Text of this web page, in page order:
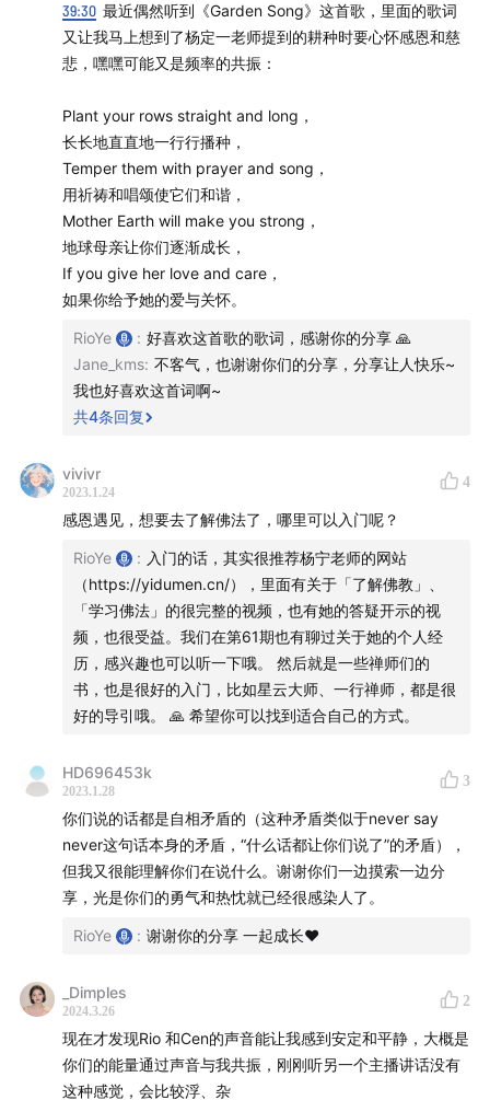
38:42【03 耕作的时候也需要感恩心和慈悲心】全面有
机的耕作方式，除了使土壤中含有微生物、菌类、有机
的阳光，更重要的是农民耕作时的感恩心与慈悲心。
44:05【04 人类是唯一会在进食前改变食物组成、杀死
其中酶和营养素的生物】活的食物其实是最健康、最有
疗愈力的工具。
48:16【05 为什么要吃彩虹蔬菜？】
有不同种类的植化素，可以提供人体不同的营养价值与
生理保健功效。
【06 为什么说「蔬菜要打汁、水果要生吃」？】
蔬菜汁去除了难以消化的粗纤维，保留了汁液最丰富的
营养，而新鲜的蔬果可以得到足够的膳食纤维。
54:13【07 原来人类其实更适合消化素食？】
57:33【08 为什么吃饭要细嚼慢咽？】
消化并不是在肠
胃里才开始的，而是你吃到嘴里的那一刻，就开始了。
天与身体对话的美好时光。
大家可以在「炑星迹」公众号私信回复关键字「饮食金
字塔」或者「真原医」获取「饮食指南金字塔」和「进
食时的七个建议」。
1:05:07 【10 消化系统果然是健康的关键？】提高生食
蔬菜和水果的比例、摄取足够的矿物质、减少加工或过
恢复正常。最后饮用足量的优质饮水，搭配正确的运
动，相信可以帮助大多数人恢复结肠的健康。
1:09:45【11 在好转之前你可能会更差？】「好转反应」
是由于身心突然被撼动，停止了惯性而得以休养生息，
引发身体自我清理的过程。
在好转反应后，会立即感受到能量和健康的巨大回升力
1:15:30【12 腹式呼吸法的好处】
正确的呼吸是正常吸气
后接以细而长的呼气。
1:19:24【13 静坐的好处】随着身心状态逐渐放松，卸下
防卫时，脑波频率也会逐渐下降至α、θ波，此时身心状
39:30 最近偶然听到《Garden Song》这首歌，里面的歌词
又让我马上想到了杨定一老师提到的耕种时要心怀感恩和慈
悲，嘿嘿可能又是频率的共振：
Plant your rows straight and long，
长长地直直地一行行播种，
Temper them with prayer and song，
用祈祷和唱颂使它们和谐，
Mother Earth will make you strong，
地球母亲让你们逐渐成长，
If you give her love and care，
如果你给予她的爱与关怀。
RioYe : 好喜欢这首歌的歌词，感谢你的分享 🙏
Jane_kms: 不客气，也谢谢你们的分享，分享让人快乐~
我也好喜欢这首词啊~
共4条回复
vivivr
2023.1.24
4
感恩遇见，想要去了解佛法了，哪里可以入门呢？
RioYe : 入门的话，其实很推荐杨宁老师的网站
（https://yidumen.cn/），里面有关于「了解佛教」、
「学习佛法」的很完整的视频，也有她的答疑开示的视
频，也很受益。我们在第61期也有聊过关于她的个人经
历，感兴趣也可以听一下哦。 然后就是一些禅师们的
书，也是很好的入门，比如星云大师、一行禅师，都是很
好的导引哦。 🙏 希望你可以找到适合自己的方式。
HD696453k
2023.1.28
3
你们说的话都是自相矛盾的（这种矛盾类似于never say
never这句话本身的矛盾，“什么话都让你们说了”的矛盾），
但我又很能理解你们在说什么。谢谢你们一边摸索一边分
享，光是你们的勇气和热忱就已经很感染人了。
RioYe : 谢谢你的分享 一起成长❤️
_Dimples
2024.3.26
2
现在才发现Rio 和Cen的声音能让我感到安定和平静，大概是
你们的能量通过声音与我共振，刚刚听另一个主播讲话没有
这种感觉，会比较浮、杂